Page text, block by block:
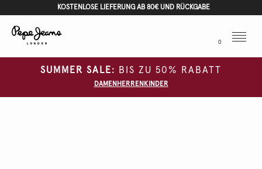
KOSTENLOSE LIEFERUNG AB 80€ UND RÜCKGABE
0
Menu
SUMMER SALE: BIS ZU 50% RABATT
DAMEN HERREN KINDER